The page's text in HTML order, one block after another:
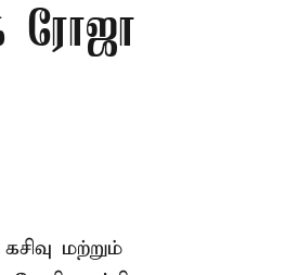
ரோஜா
மற்றும்